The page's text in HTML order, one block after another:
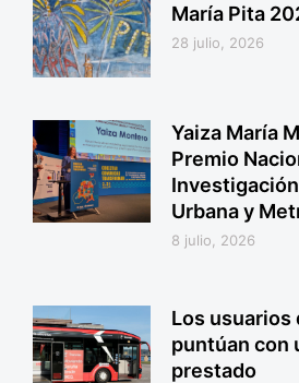
María Pita
28 julio, 2026
Yaiza María
Premio
Urbana y
8 julio, 2026
Los usuarios
puntúan con
prestado